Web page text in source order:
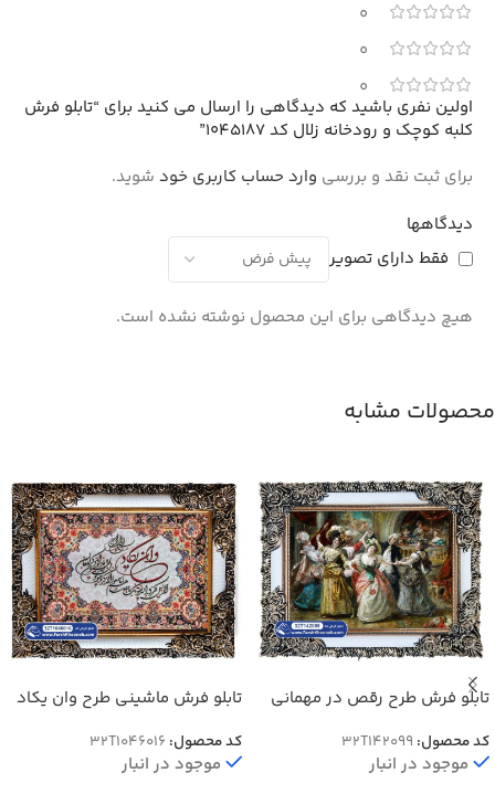
0
0
0
دیدگاهها
فقط دارای تصویر
هیچ دیدگاهی برای این محصول نوشته نشده است.
اولین نفری باشید که دیدگاهی را ارسال می کنید برای “تابلو فرش
کلبه کوچک و رودخانه زلال کد 1045187”
برای ثبت نقد و بررسی وارد حساب کاربری خود شوید.
محصولات مشابه
تابلو فرش طرح رقص در مهمانی
کد محصول: 32T142099
موجود در انبار
تابلو فرش ماشینی طرح وان یکاد
کد محصول: 32T1046016
موجود در انبار